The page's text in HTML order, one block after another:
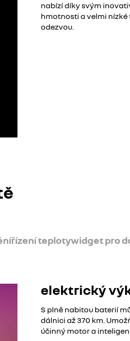
nabízí díky svým
hmotnosti a velmi
odezvou.
řízení teplotywidget pro
elektrický
S plně nabitou baterií
dálnici až 370 km.
účinný motor a